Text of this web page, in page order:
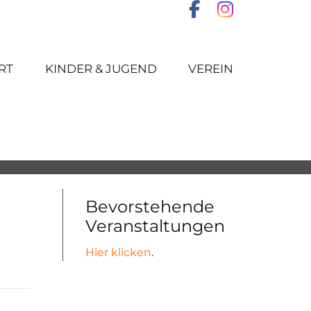
KINDER & JUGEND VEREIN
Bevorstehende
Veranstaltungen
Hier klicken.